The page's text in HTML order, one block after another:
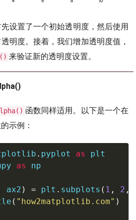
设置了一个初始透明度，然后使用
明度。接着，我们增加透明度值，
来验证新的透明度设置。
函数同样适用。以下是一个在
示例：
. pyplot as
as np
ax2 ) = plt . subplots ( 1 , 2 ,
( "how2matplotlib.com" )